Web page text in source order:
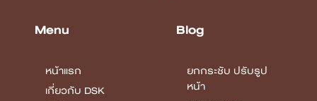
Menu
หน้าแรก
เกี่ยวกับ DSK
Blog
ยกกระชับ ปรับรูป
หน้า